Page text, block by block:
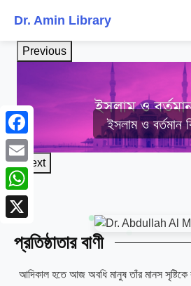
Dr. Amin Library
Previous
ইসলাম ও বর্তমান
আল হাদিস
Next
প্রতিষ্ঠাতার বাণী
আদিকাল হতে আজ অবধি মানুষ তাঁর মানস সৃষ্টিকে
Facebook
Email
WhatsApp